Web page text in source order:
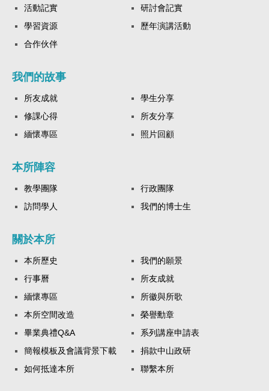
活動記實
研討會記實
學習資源
歷年演講活動
合作伙伴
我們的故事
所友成就
學生分享
修課心得
所友分享
緬懷專區
照片回顧
本所陣容
教學團隊
行政團隊
訪問學人
我們的博士生
關於本所
本所歷史
我們的願景
行事曆
所友成就
緬懷專區
所徽與所歌
本所空間改造
榮譽勳章
畢業典禮Q&A
系列講座申請表
簡報模板及會議背景下載
捐款中山政研
如何抵達本所
聯繫本所